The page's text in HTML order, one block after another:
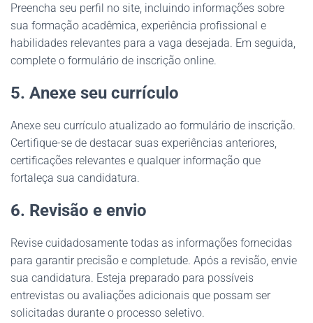
Preencha seu perfil no site, incluindo informações sobre
sua formação acadêmica, experiência profissional e
habilidades relevantes para a vaga desejada. Em seguida,
complete o formulário de inscrição online.
5. Anexe seu currículo
Anexe seu currículo atualizado ao formulário de inscrição.
Certifique-se de destacar suas experiências anteriores,
certificações relevantes e qualquer informação que
fortaleça sua candidatura.
6. Revisão e envio
Revise cuidadosamente todas as informações fornecidas
para garantir precisão e completude. Após a revisão, envie
sua candidatura. Esteja preparado para possíveis
entrevistas ou avaliações adicionais que possam ser
solicitadas durante o processo seletivo.